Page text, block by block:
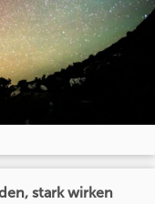
stark wirken